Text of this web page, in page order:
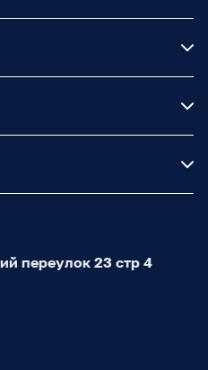
переулок 23 стр 4